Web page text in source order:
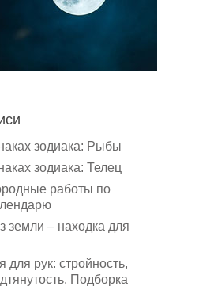
зодиака: Рыбы
зодиака: Телец
работы по
земли – находка для
для рук: стройность,
Подборка